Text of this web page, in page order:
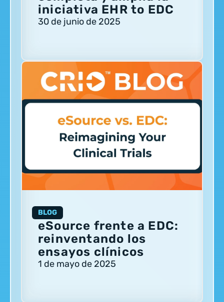
iniciativa EHR to EDC
30 de junio de 2025
BLOG
eSource frente a EDC:
reinventando los
ensayos clínicos
1 de mayo de 2025